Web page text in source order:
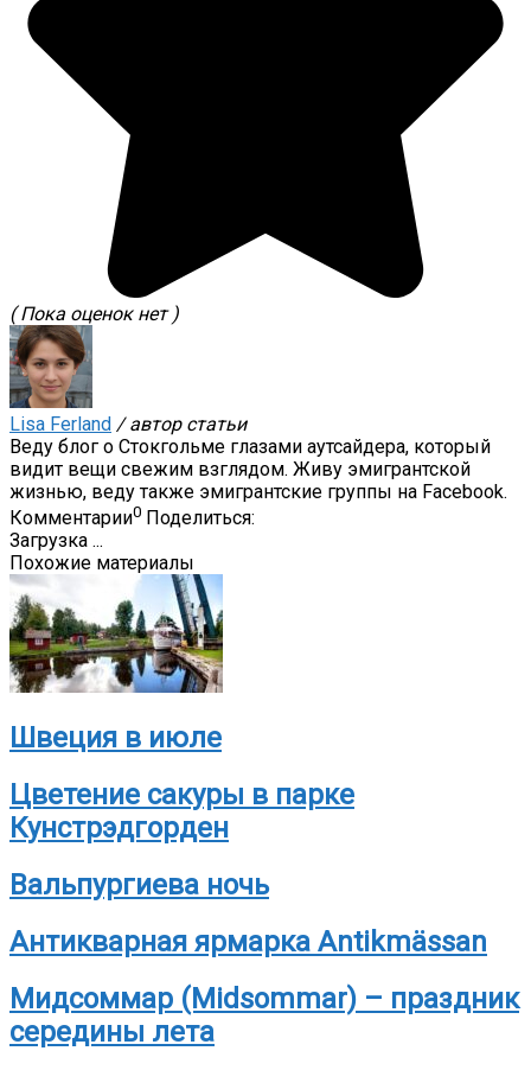
( Пока оценок нет )
Lisa Ferland / автор статьи
Веду блог о Стокгольме глазами аутсайдера, который
видит вещи свежим взглядом. Живу эмигрантской
жизнью, веду также эмигрантские группы на Facebook.
Комментарии0 Поделиться:
Загрузка ...
Похожие материалы
Швеция в июле
Цветение сакуры в парке
Кунстрэдгорден
Вальпургиева ночь
Антикварная ярмарка Antikmässan
Мидсоммар (Midsommar) – праздник
середины лета